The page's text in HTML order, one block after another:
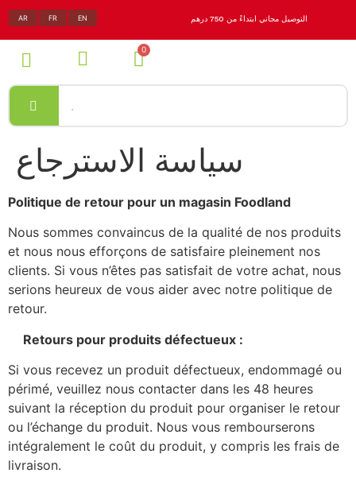
AR FR EN التوصيل مجاني ابتداءً من 750 درهم
سياسة الاسترجاع
Politique de retour pour un magasin Foodland
Nous sommes convaincus de la qualité de nos produits
et nous nous efforçons de satisfaire pleinement nos
clients. Si vous n’êtes pas satisfait de votre achat, nous
serions heureux de vous aider avec notre politique de
retour.
Retours pour produits défectueux :
Si vous recevez un produit défectueux, endommagé ou
périmé, veuillez nous contacter dans les 48 heures
suivant la réception du produit pour organiser le retour
ou l’échange du produit. Nous vous rembourserons
intégralement le coût du produit, y compris les frais de
livraison.